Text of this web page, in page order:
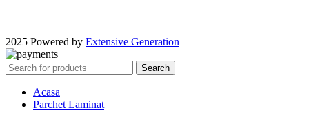
2025 Powered by Extensive Generation
Search
Acasa
Parchet Laminat